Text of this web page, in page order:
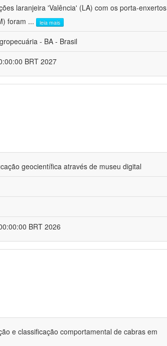
laranjeira 'Valência' (LA) com os porta-enxertos
foram ... leia mais
- BA - Brasil
BRT 2027
geocientífica através de museu digital
BRT 2026
e classificação comportamental de cabras em